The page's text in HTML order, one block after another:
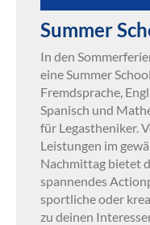
Summer
In den
eine Summer
Fremdsprache,
Spanisch und
für Legastheniker.
Leistungen im
Nachmittag bietet
spannendes
sportliche oder
zu deinen